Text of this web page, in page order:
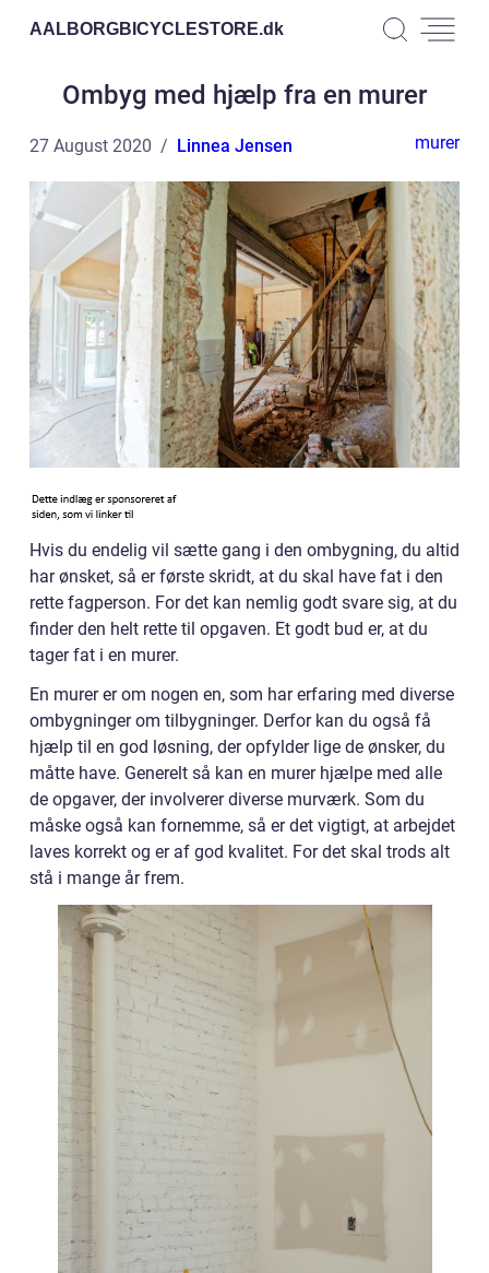
AALBORGBICYCLESTORE.dk
Ombyg med hjælp fra en murer
27 August 2020 Linnea Jensen murer
Hvis du endelig vil sætte gang i den ombygning, du altid
har ønsket, så er første skridt, at du skal have fat i den
rette fagperson. For det kan nemlig godt svare sig, at du
finder den helt rette til opgaven. Et godt bud er, at du
tager fat i en murer.
En murer er om nogen en, som har erfaring med diverse
ombygninger om tilbygninger. Derfor kan du også få
hjælp til en god løsning, der opfylder lige de ønsker, du
måtte have. Generelt så kan en murer hjælpe med alle
de opgaver, der involverer diverse murværk. Som du
måske også kan fornemme, så er det vigtigt, at arbejdet
laves korrekt og er af god kvalitet. For det skal trods alt
stå i mange år frem.